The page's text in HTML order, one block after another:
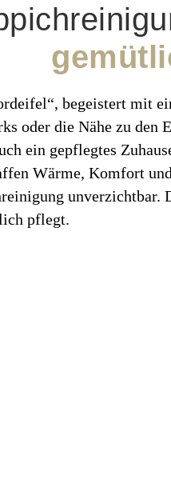
begeistert mit
oder die Nähe zu
ein gepflegtes
Wärme, Komfort
pflegt.